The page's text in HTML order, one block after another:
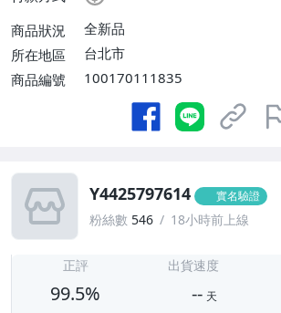
商品狀況
全新品
所在地區
台北市
商品編號
100170111835
Y4425797614 實名驗證
粉絲數 546 18小時前上線
正評
99.5%
出貨速度
-- 天